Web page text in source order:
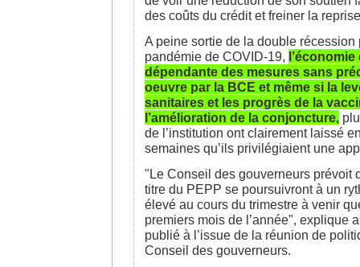
des coûts du crédit et freiner la
A peine sortie de la double récession
pandémie de COVID-19,
dépendante des mesures sans
oeuvre par la BCE et même si la
sanitaires et les progrès de la
l’amélioration de la conjoncture,
de l’institution ont clairement laissé
semaines qu’ils privilégiaient une
"Le Conseil des gouverneurs prévoit
titre du PEPP se poursuivront à un
élevé au cours du trimestre à venir
premiers mois de l’année", explique
publié à l’issue de la réunion de
Conseil des gouverneurs.